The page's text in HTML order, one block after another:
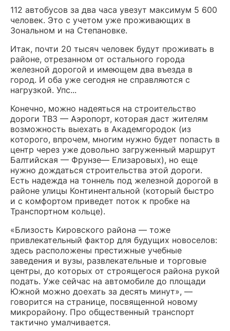
112 автобусов за два часа увезут максимум 5 600
человек. Это с учетом уже проживающих в
Зональном и на Степановке.
Итак, почти 20 тысяч человек будут проживать в
районе, отрезанном от остального города
железной дорогой и имеющем два въезда в
город. И оба уже сегодня не справляются с
нагрузкой. Упс...
Конечно, можно надеяться на строительство
дороги ТВЗ — Аэропорт, которая даст жителям
возможность выехать в Академгородок (из
которого, впрочем, многим нужно будет попасть в
центр через уже довольно загруженный маршрут
Балтийская — Фрунзе— Елизаровых), но еще
нужно дождаться строительства этой дороги.
Есть надежда на тоннель под железной дорогой в
районе улицы Континентальной (который быстро
и с комфортом приведет поток к пробке на
Транспортном кольце).
«Близость Кировского района — тоже
привлекательный фактор для будущих новоселов:
здесь расположены престижные учебные
заведения и вузы, развлекательные и торговые
центры, до которых от строящегося района рукой
подать. Уже сейчас на автомобиле до площади
Южной можно доехать за десять минут», —
говорится на странице, посвященной новому
микрорайону. Про общественный транспорт
тактично умалчивается.